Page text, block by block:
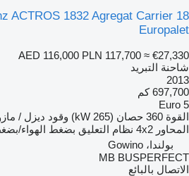
ACTROS 1832 Agregat Carrier 18
Europalet
AED 116,000 PLN 117,700 ≈ €27,330
شاحنة التبريد
2013
697,700 كم
Euro 5
القوة 360 حصان (265 kW) وقود ديزل /
المحاور 4x2 نظام التعليق بضغط الهواء/
بولندا، Gowino
MB BUSPERFECT
الاتصال بالبائع